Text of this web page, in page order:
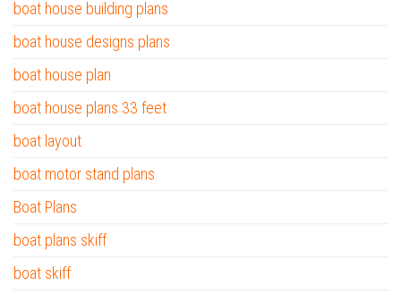
boat house building plans
boat house designs plans
boat house plan
boat house plans 33 feet
boat layout
boat motor stand plans
Boat Plans
boat plans skiff
boat skiff